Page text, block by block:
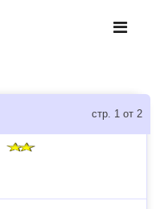
стр. 1 от 2